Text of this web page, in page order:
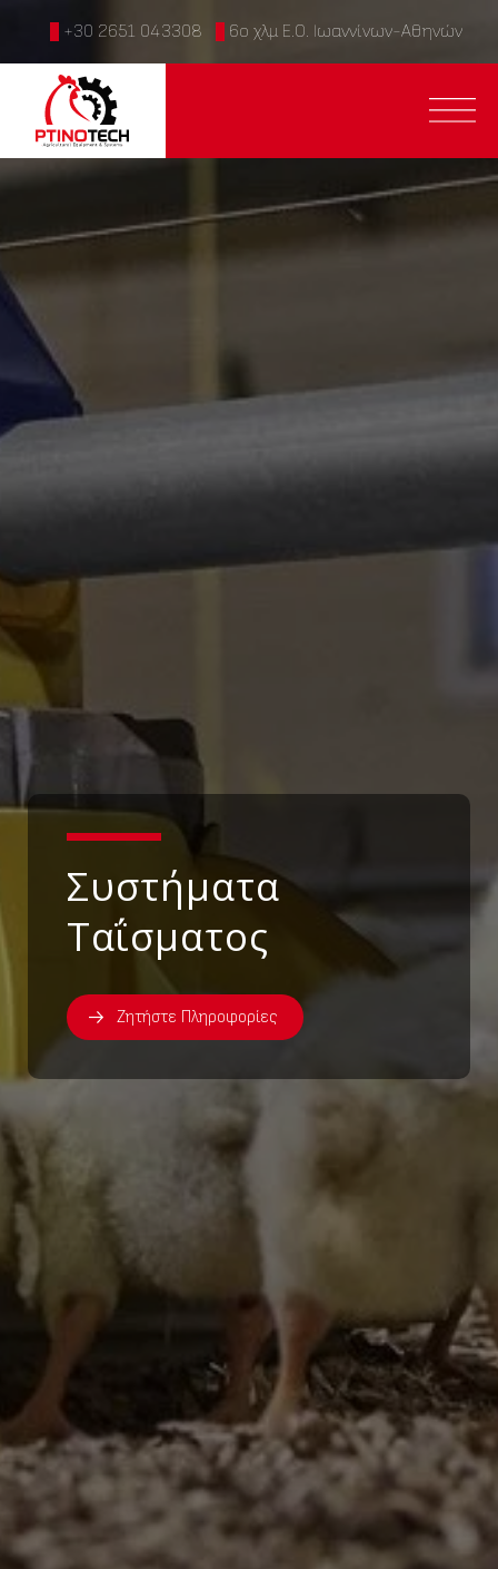
+30 2651 043308 6ο χλμ Ε.Ο. Ιωαννίνων-Αθηνών
Συστήματα
Ταΐσματος
Ζητήστε Πληροφορίες